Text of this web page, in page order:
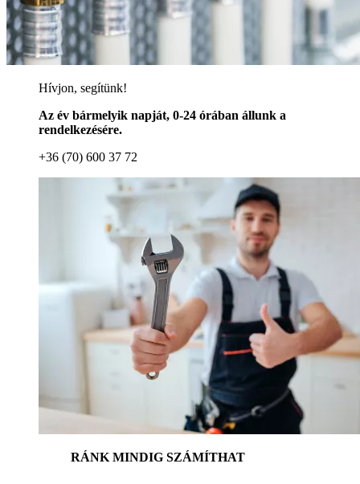
Hívjon, segítünk!
Az év bármelyik napját, 0-24 órában állunk a
rendelkezésére.
+36 (70) 600 37 72
RÁNK MINDIG SZÁMÍTHAT